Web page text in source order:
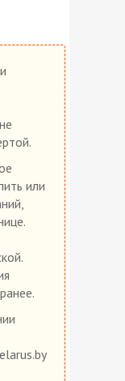
или